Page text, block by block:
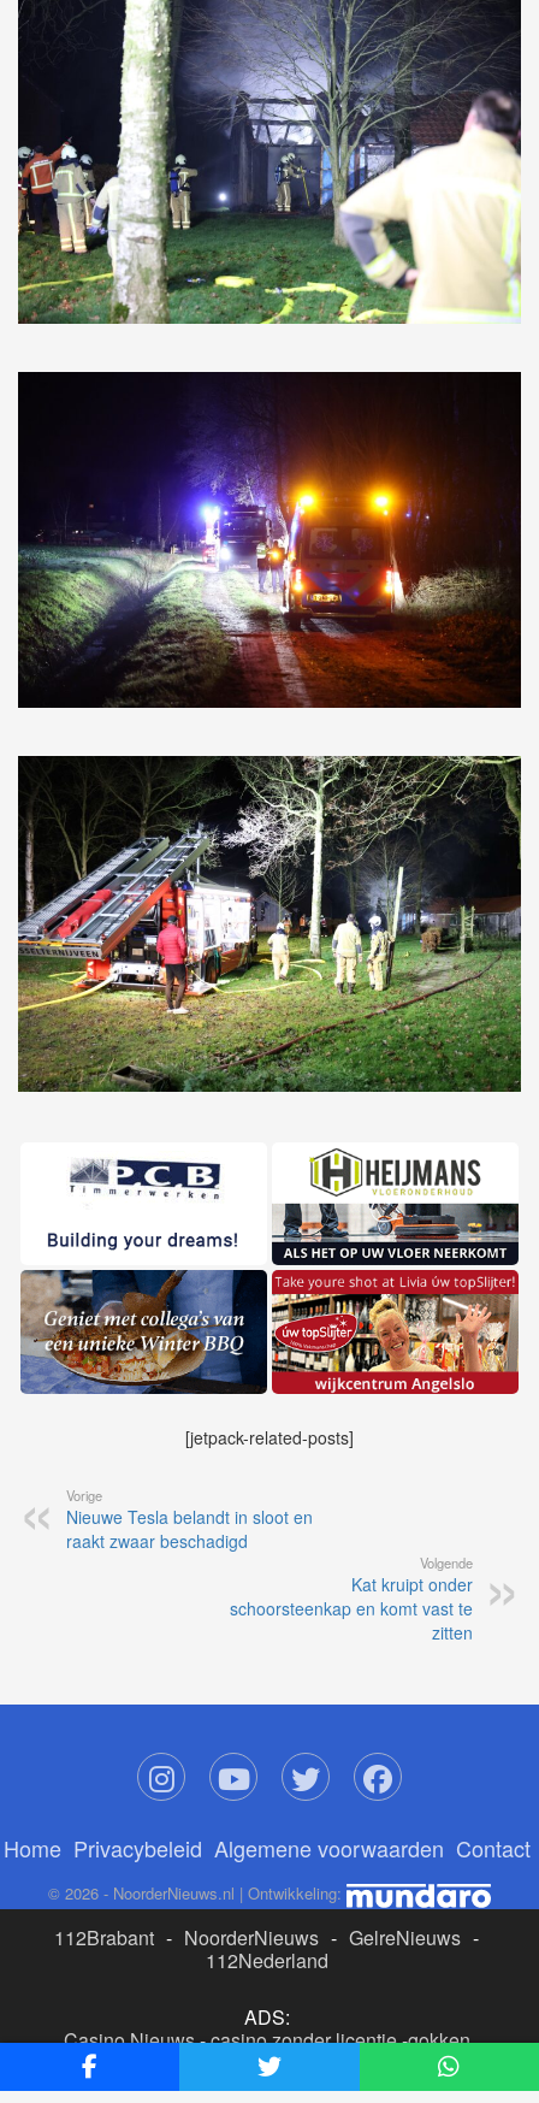
[jetpack-related-posts]
Vorige
Nieuwe Tesla belandt in sloot en
raakt zwaar beschadigd
Volgende
Kat kruipt onder
schoorsteenkap en komt vast te
zitten
Home Privacybeleid Algemene voorwaarden Contact
© 2026 - NoorderNieuws.nl | Ontwikkeling:
112Brabant - NoorderNieuws - GelreNieuws -
112Nederland
ADS:
Casino Nieuws-casino zonder licentie-gokken
buitenlandse site
beste online casino nederland